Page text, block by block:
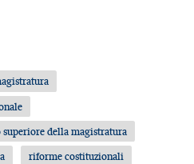
della magistratura
riforme costituzionali